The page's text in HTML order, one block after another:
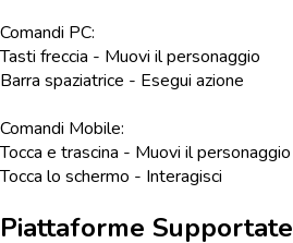
Comandi PC:
Tasti freccia - Muovi il personaggio
Barra spaziatrice - Esegui azione
Comandi Mobile:
Tocca e trascina - Muovi il personaggio
Tocca lo schermo - Interagisci
Piattaforme Supportate